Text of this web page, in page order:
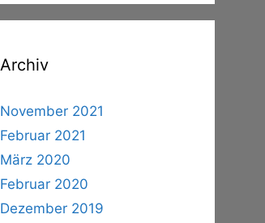
Archiv
November 2021
Februar 2021
März 2020
Februar 2020
Dezember 2019